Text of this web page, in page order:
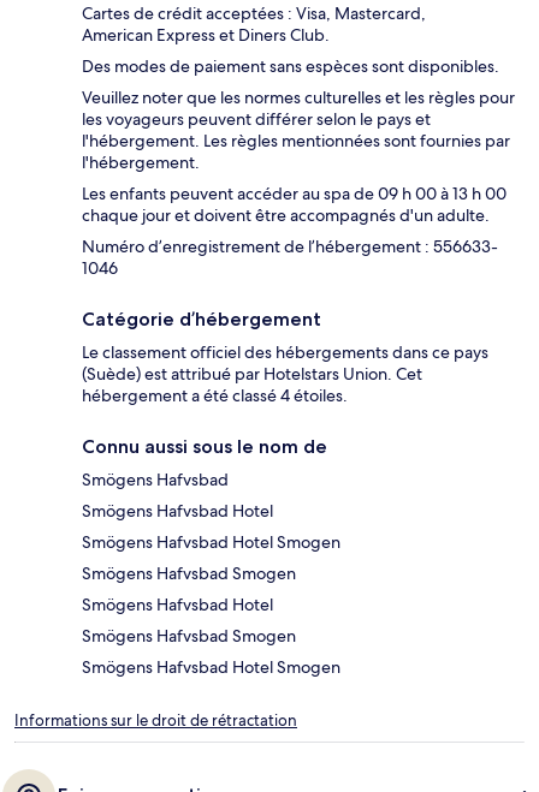
Cartes de crédit acceptées : Visa, Mastercard,
American Express et Diners Club.
Des modes de paiement sans espèces sont disponibles.
Veuillez noter que les normes culturelles et les règles pour
les voyageurs peuvent différer selon le pays et
l'hébergement. Les règles mentionnées sont fournies par
l'hébergement.
Les enfants peuvent accéder au spa de 09 h 00 à 13 h 00
chaque jour et doivent être accompagnés d'un adulte.
Numéro d’enregistrement de l’hébergement : 556633-
1046
Catégorie d’hébergement
Le classement officiel des hébergements dans ce pays
(Suède) est attribué par Hotelstars Union. Cet
hébergement a été classé 4 étoiles.
Connu aussi sous le nom de
Smögens Hafvsbad
Smögens Hafvsbad Hotel
Smögens Hafvsbad Hotel Smogen
Smögens Hafvsbad Smogen
Smögens Hafvsbad Hotel
Smögens Hafvsbad Smogen
Smögens Hafvsbad Hotel Smogen
Informations sur le droit de rétractation